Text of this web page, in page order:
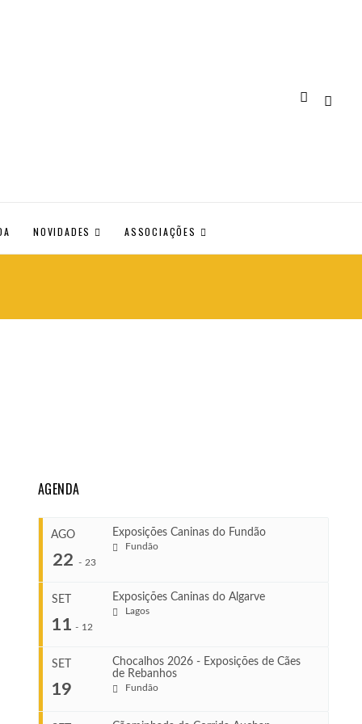
NOVIDADES ASSOCIAÇÕES
AGENDA
AGO
22 - 23
Exposições Caninas do Fundão
Fundão
Ago 22, 2026
SET
11 - 12
Exposições Caninas do Algarve
Lagos
SET
19
Chocalhos 2026 - Exposições de Cães
de Rebanhos
Fundão